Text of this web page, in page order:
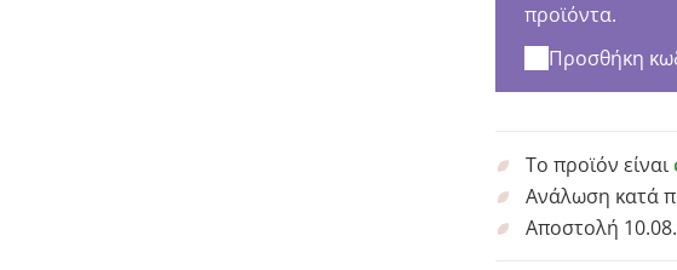
προϊόντα.
Προσθήκη
Το προϊόν είναι
Ανάλωση κατά
Αποστολή